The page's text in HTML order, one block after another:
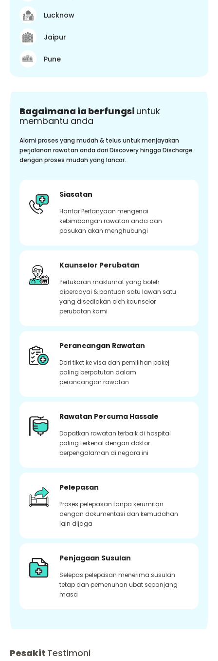
Lucknow
Jaipur
Pune
Bagaimana ia berfungsi untuk
membantu anda
Alami proses yang mudah & telus untuk menjayakan
perjalanan rawatan anda dari Discovery hingga Discharge
dengan proses mudah yang lancar.
Siasatan
Hantar Pertanyaan mengenai
kebimbangan rawatan anda dan
pasukan akan menghubungi
Kaunselor Perubatan
Pertukaran maklumat yang boleh
dipercayai & bantuan satu lawan satu
yang disediakan oleh kaunselor
perubatan kami
Perancangan Rawatan
Dari tiket ke visa dan pemilihan pakej
paling berpatutan dalam
perancangan rawatan
Rawatan Percuma Hassale
Dapatkan rawatan terbaik di hospital
paling terkenal dengan doktor
berpengalaman di negara ini
Pelepasan
Proses pelepasan tanpa kerumitan
dengan dokumentasi dan kemudahan
lain dijaga
Penjagaan Susulan
Selepas pelepasan menerima susulan
tetap dan pemenuhan ubat sepanjang
masa
Pesakit Testimoni